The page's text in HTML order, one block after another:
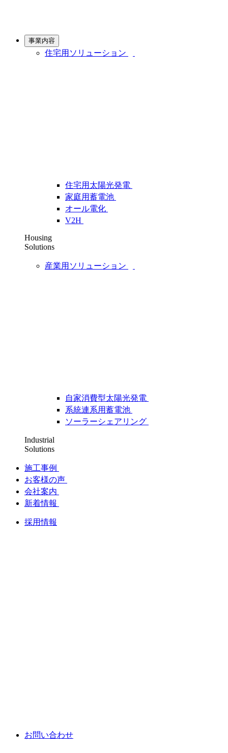
事業内容
住宅用ソリューション
住宅用太陽光発電
家庭用蓄電池
オール電化
V2H
Housing
Solutions
産業用ソリューション
自家消費型太陽光発電
系統連系用蓄電池
ソーラーシェアリング
Industrial
Solutions
施工事例
お客様の声
会社案内
新着情報
採用情報
お問い合わせ